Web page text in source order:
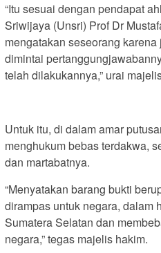
“Itu sesuai dengan pendapat
Sriwijaya (Unsri) Prof Dr
mengatakan seseorang
dimintai
telah dilakukannya,” urai
Untuk itu, di dalam amar
menghukum bebas terdakwa,
dan martabatnya.
“Menyatakan barang bukti
dirampas untuk negara, dalam
Sumatera Selatan dan
negara,” tegas majelis hakim.